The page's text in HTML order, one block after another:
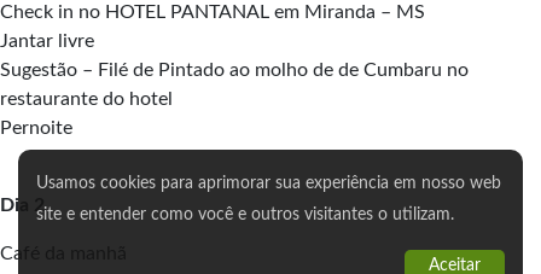
Check in no HOTEL PANTANAL em Miranda – MS
Jantar livre
Sugestão – Filé de Pintado ao molho de de Cumbaru no
restaurante do hotel
Pernoite
Dia 2
Café da manhã
Usamos cookies para aprimorar sua experiência em nosso web
site e entender como você e outros visitantes o utilizam.
Aceitar